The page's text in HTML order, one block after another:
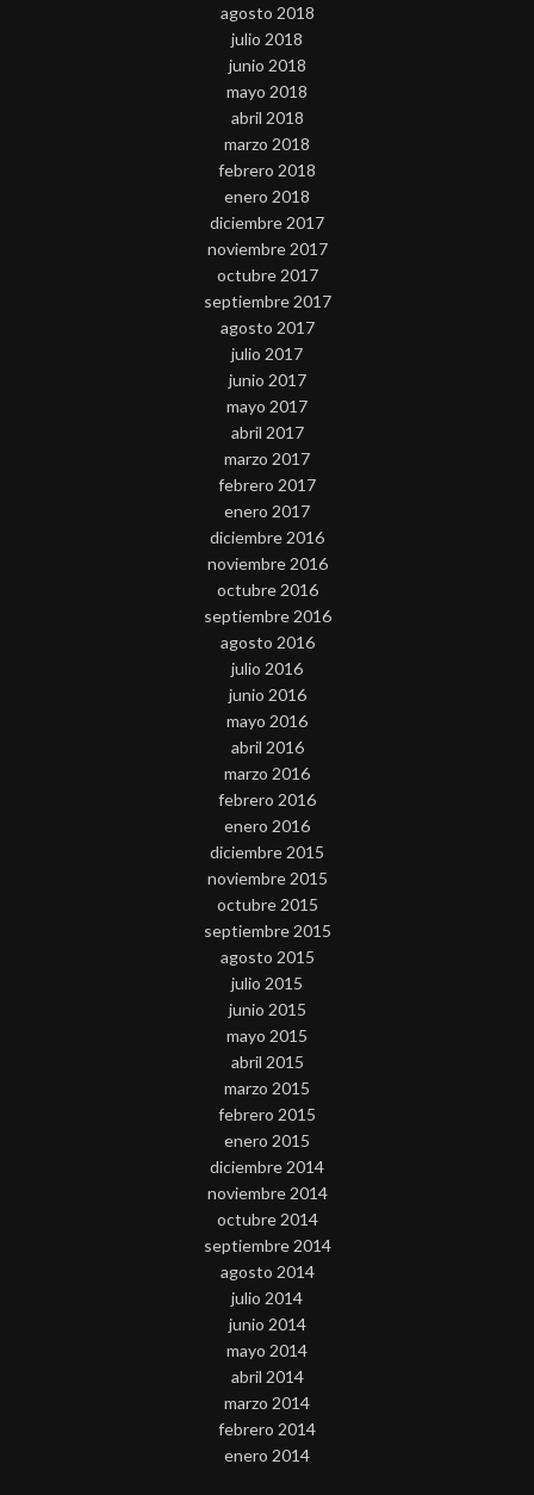
agosto 2018
julio 2018
junio 2018
mayo 2018
abril 2018
marzo 2018
febrero 2018
enero 2018
diciembre 2017
noviembre 2017
octubre 2017
septiembre 2017
agosto 2017
julio 2017
junio 2017
mayo 2017
abril 2017
marzo 2017
febrero 2017
enero 2017
diciembre 2016
noviembre 2016
octubre 2016
septiembre 2016
agosto 2016
julio 2016
junio 2016
mayo 2016
abril 2016
marzo 2016
febrero 2016
enero 2016
diciembre 2015
noviembre 2015
octubre 2015
septiembre 2015
agosto 2015
julio 2015
junio 2015
mayo 2015
abril 2015
marzo 2015
febrero 2015
enero 2015
diciembre 2014
noviembre 2014
octubre 2014
septiembre 2014
agosto 2014
julio 2014
junio 2014
mayo 2014
abril 2014
marzo 2014
febrero 2014
enero 2014